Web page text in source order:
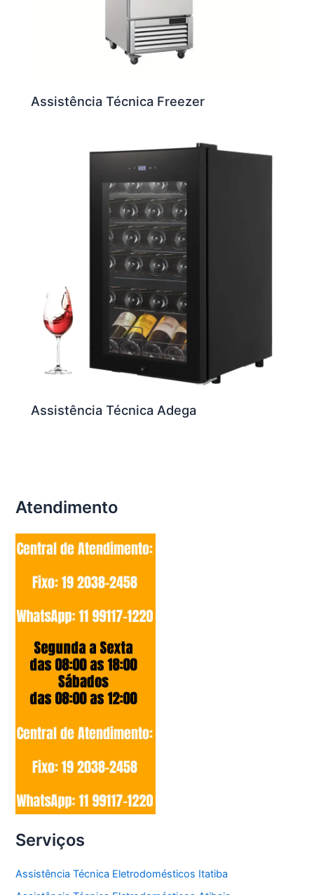
Assistência Técnica Freezer
Assistência Técnica Adega
Atendimento
Serviços
Assistência Técnica Eletrodomésticos Itatiba